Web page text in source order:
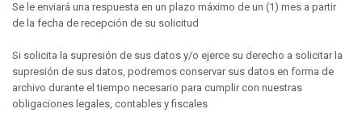
Se le enviará una respuesta en un plazo máximo de un (1) mes a partir
de la fecha de recepción de su solicitud
Si solicita la supresión de sus datos y/o ejerce su derecho a solicitar la
supresión de sus datos, podremos conservar sus datos en forma de
archivo durante el tiempo necesario para cumplir con nuestras
obligaciones legales, contables y fiscales